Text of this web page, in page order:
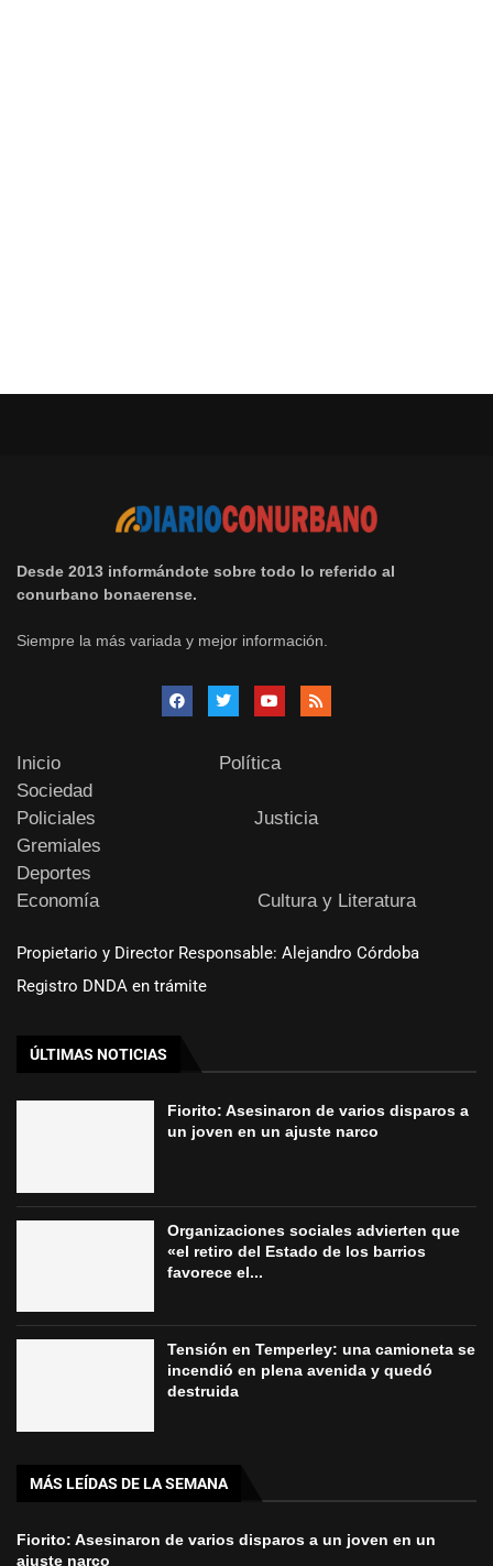
Desde 2013 informándote sobre todo lo referido al
conurbano bonaerense.
Siempre la más variada y mejor información.
Inicio
Política
Sociedad
Policiales
Justicia
Gremiales
Deportes
Economía
Cultura y Literatura
Propietario y Director Responsable: Alejandro Córdoba
Registro DNDA en trámite
ÚLTIMAS NOTICIAS
Fiorito: Asesinaron de varios disparos a
un joven en un ajuste narco
Organizaciones sociales advierten que
«el retiro del Estado de los barrios
favorece el...
Tensión en Temperley: una camioneta se
incendió en plena avenida y quedó
destruida
MÁS LEÍDAS DE LA SEMANA
Fiorito: Asesinaron de varios disparos a un joven en un
ajuste narco